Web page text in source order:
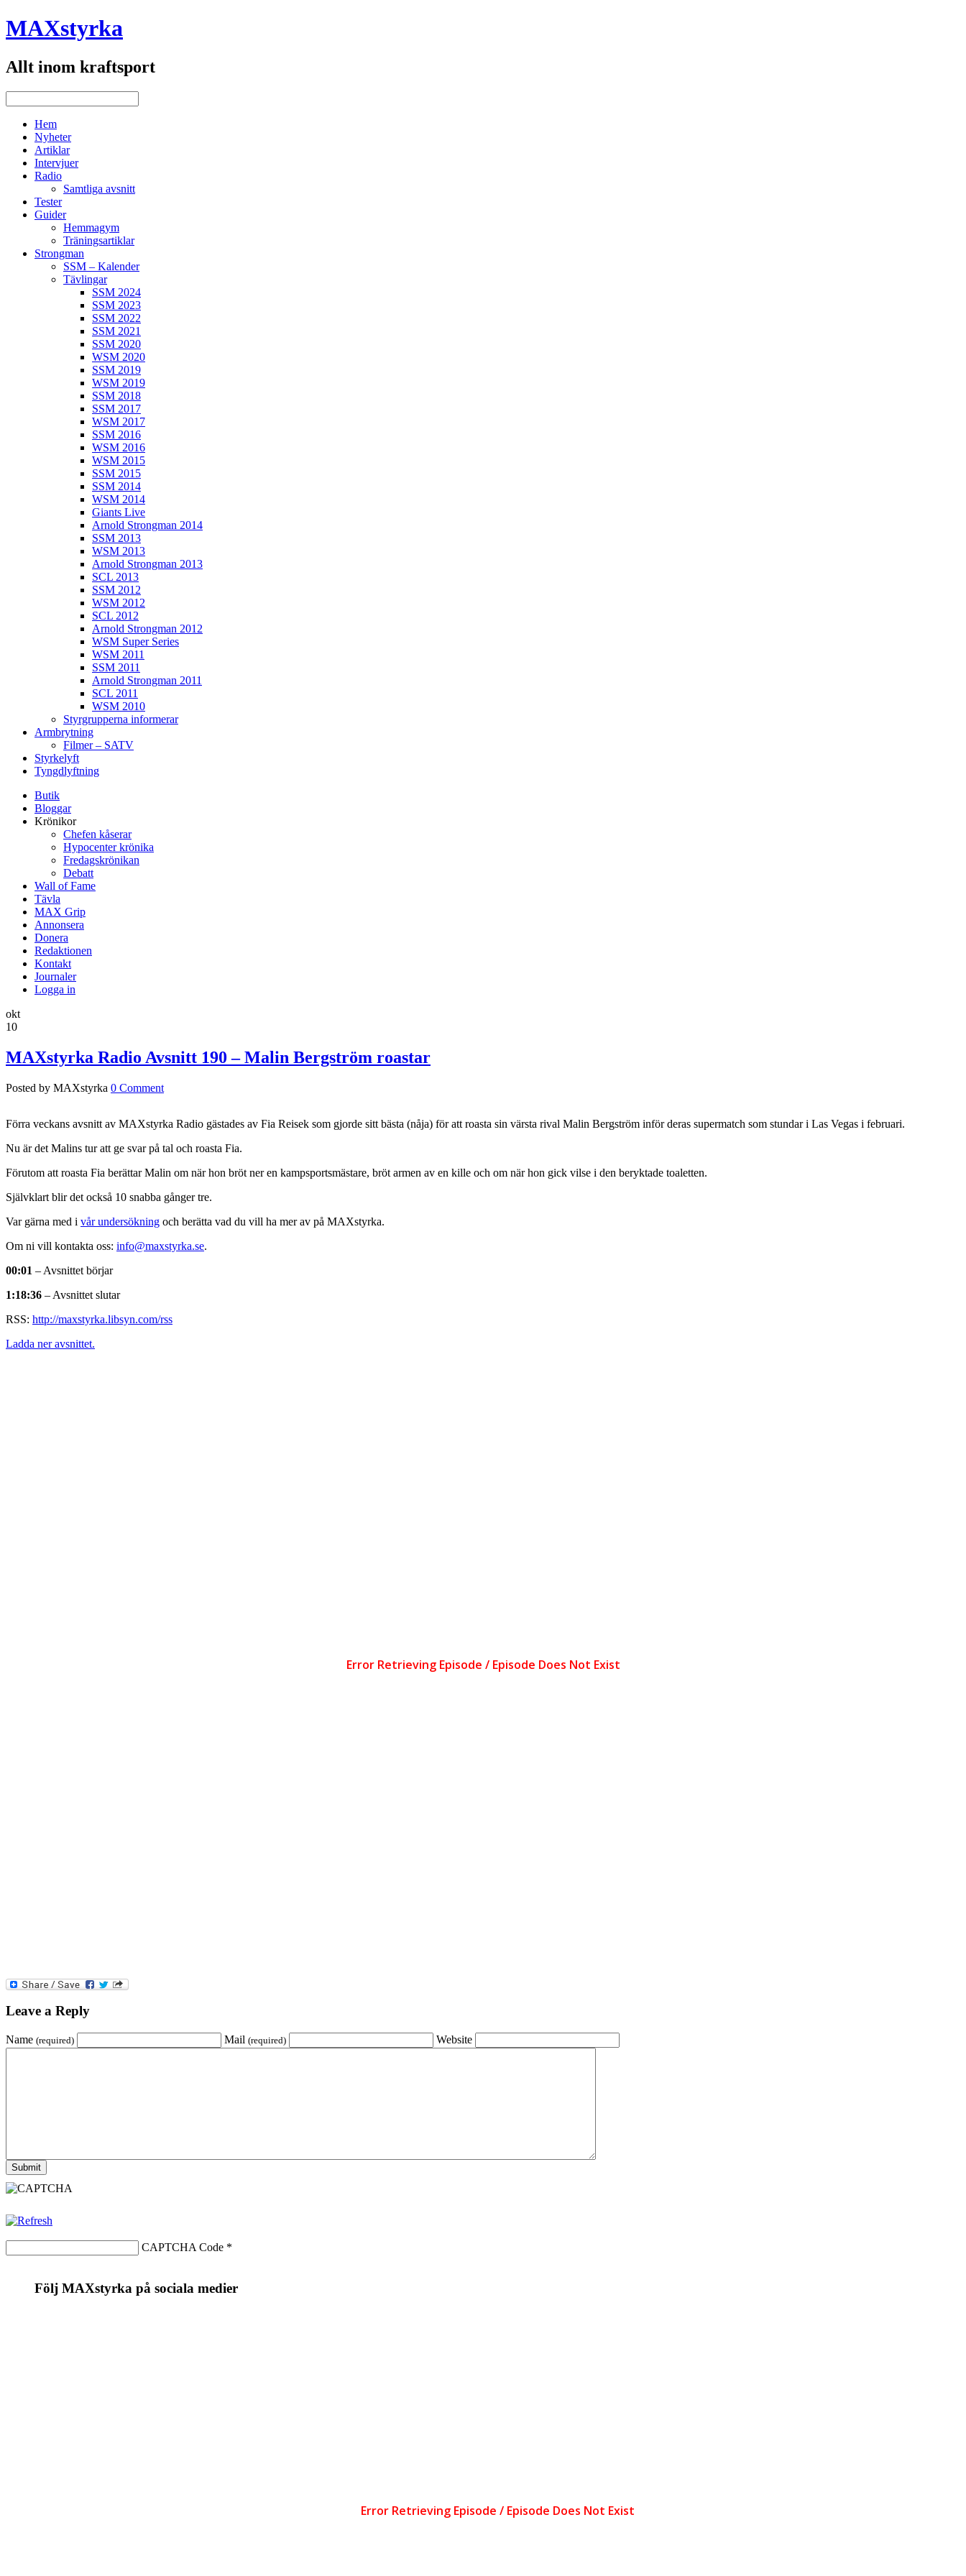
MAXstyrka
Allt inom kraftsport
Hem
Nyheter
Artiklar
Intervjuer
Radio
Samtliga avsnitt
Tester
Guider
Hemmagym
Träningsartiklar
Strongman
SSM – Kalender
Tävlingar
SSM 2024
SSM 2023
SSM 2022
SSM 2021
SSM 2020
WSM 2020
SSM 2019
WSM 2019
SSM 2018
SSM 2017
WSM 2017
SSM 2016
WSM 2016
WSM 2015
SSM 2015
SSM 2014
WSM 2014
Giants Live
Arnold Strongman 2014
SSM 2013
WSM 2013
Arnold Strongman 2013
SCL 2013
SSM 2012
WSM 2012
SCL 2012
Arnold Strongman 2012
WSM Super Series
WSM 2011
SSM 2011
Arnold Strongman 2011
SCL 2011
WSM 2010
Styrgrupperna informerar
Armbrytning
Filmer – SATV
Styrkelyft
Tyngdlyftning
Butik
Bloggar
Krönikor
Chefen kåserar
Hypocenter krönika
Fredagskrönikan
Debatt
Wall of Fame
Tävla
MAX Grip
Annonsera
Donera
Redaktionen
Kontakt
Journaler
Logga in
okt
10
MAXstyrka Radio Avsnitt 190 – Malin Bergström roastar
Posted by MAXstyrka 0 Comment
Förra veckans avsnitt av MAXstyrka Radio gästades av Fia Reisek som gjorde sitt bästa (nåja) för att roasta sin värsta rival Malin Bergström inför deras supermatch som stundar i Las Vegas i februari.
Nu är det Malins tur att ge svar på tal och roasta Fia.
Förutom att roasta Fia berättar Malin om när hon bröt ner en kampsportsmästare, bröt armen av en kille och om när hon gick vilse i den beryktade toaletten.
Självklart blir det också 10 snabba gånger tre.
Var gärna med i vår undersökning och berätta vad du vill ha mer av på MAXstyrka.
Om ni vill kontakta oss: info@maxstyrka.se.
00:01 – Avsnittet börjar
1:18:36 – Avsnittet slutar
RSS: http://maxstyrka.libsyn.com/rss
Ladda ner avsnittet.
Leave a Reply
Name (required) Mail (required) Website
CAPTCHA Code *
Följ MAXstyrka på sociala medier